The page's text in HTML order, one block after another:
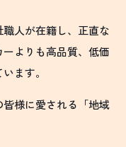
人が在籍し、正直な
よりも高品質、低価
ます。
様に愛される「地域